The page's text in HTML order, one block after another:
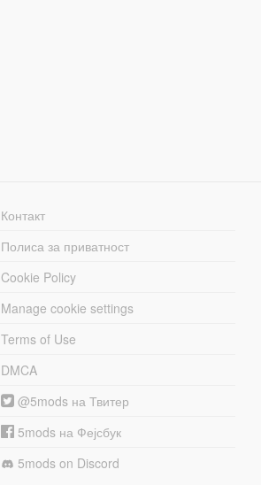
Контакт
Полиса за приватност
Cookie Policy
Manage cookie settings
Terms of Use
DMCA
@5mods на Твитер
5mods на Фејсбук
5mods on Discord